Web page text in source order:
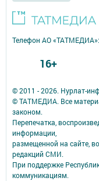
© 2011 - 2026. Нурлат-⁠
© ТАТМЕДИА. Все
законом.
Перепечатка,
информации,
размещенной на сайте,
редакций СМИ.
При поддержке
коммуникациям.
Телефон АО «ТАТМЕДИА»:
16+